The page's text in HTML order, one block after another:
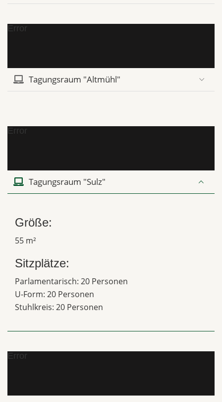
Error
Tagungsraum "Altmühl"
Error
Tagungsraum "Sulz"
Größe:
55 m²
Sitzplätze:
Parlamentarisch: 20 Personen
U-Form: 20 Personen
Stuhlkreis: 20 Personen
Error